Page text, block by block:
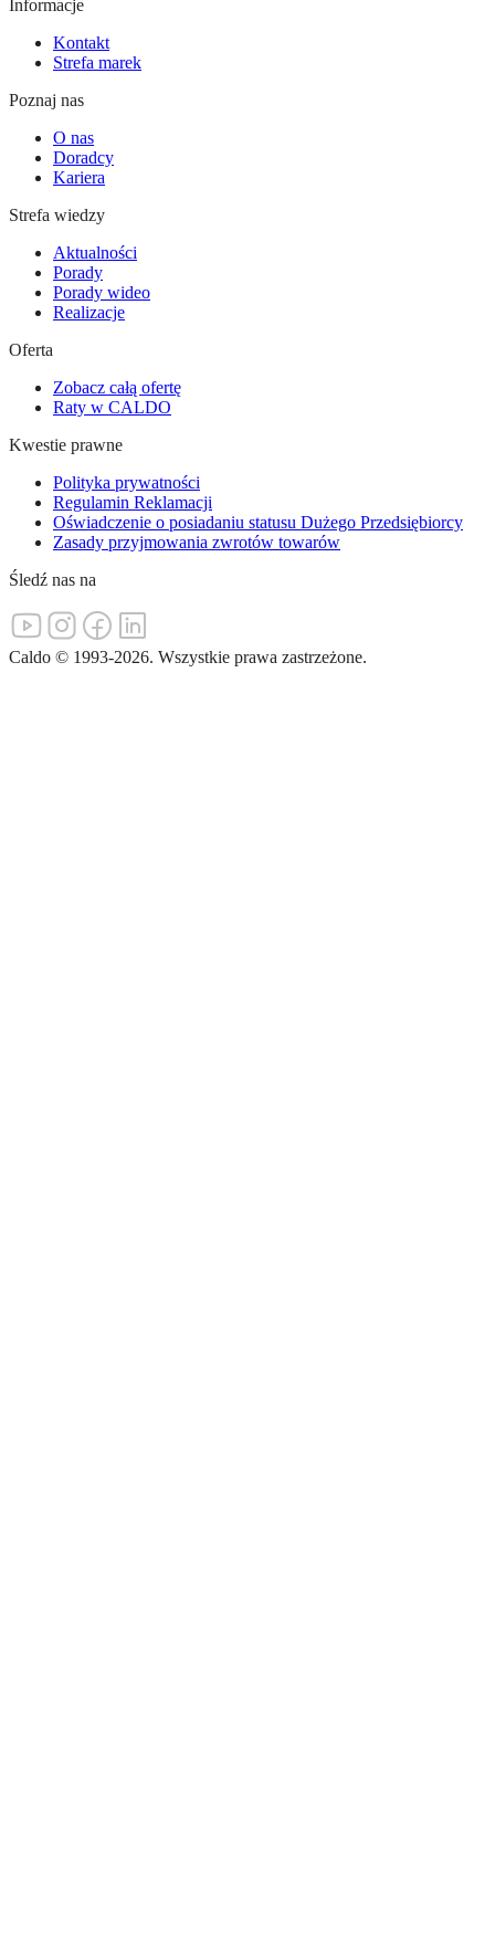
Informacje
Kontakt
Strefa marek
Poznaj nas
O nas
Doradcy
Kariera
Strefa wiedzy
Aktualności
Porady
Porady wideo
Realizacje
Oferta
Zobacz całą ofertę
Raty w CALDO
Kwestie prawne
Polityka prywatności
Regulamin Reklamacji
Oświadczenie o posiadaniu statusu Dużego Przedsiębiorcy
Zasady przyjmowania zwrotów towarów
Śledź nas na
Caldo © 1993-2026. Wszystkie prawa zastrzeżone.